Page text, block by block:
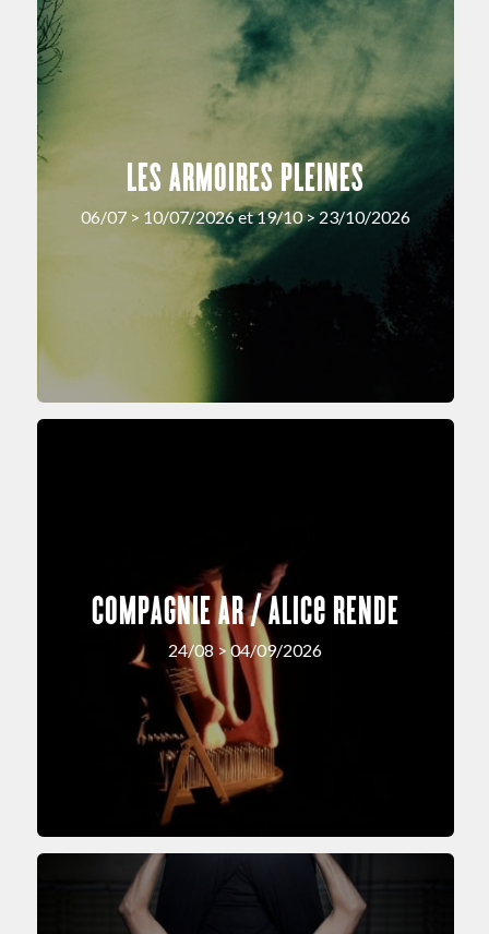
LES ARMOIRES PLEINES
06/07 > 10/07/2026 et 19/10 > 23/10/2026
COMPAGNIE AR / Alice RENDE
24/08 > 04/09/2026